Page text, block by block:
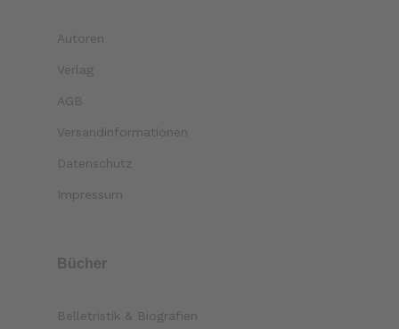
Autoren
Verlag
AGB
Versandinformationen
Datenschutz
Impressum
Bücher
Belletristik & Biografien